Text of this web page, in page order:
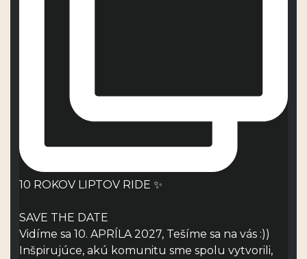
10 ROKOV LIPTOV RIDE ✨
SAVE THE DATE
Vidíme sa 10. APRÍLA 2027, Tešíme sa na vás :))
Inšpirujúce, akú komunitu sme spolu vytvorili,